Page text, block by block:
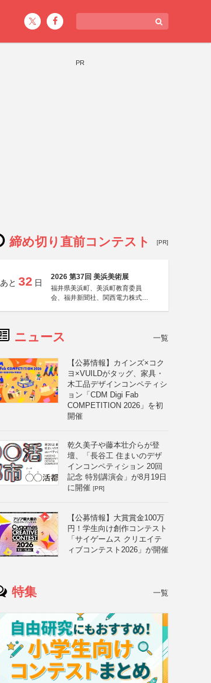
PR
締め切り直前コンテスト [PR]
あと 32 日
2026 第37回 美浜美術展
福井県美浜町、美浜町教育委員
会、福井新聞社、関西電力株式会
ニュース 一覧
【公募情報】カインズ×コク
ヨ×VUILDがタッグ、家具・
木工品デザインコンペティシ
ョン「CDM Digi Fab
COMPETITION 2026」を初
開催
乾久美子や藤本壮介らが登
壇、「長谷工 住まいのデザ
インコンペティション 20回
記念 特別講演会」が8月19日
に開催 [PR]
【公募情報】大賞賞金100万
円！学生向け創作コンテスト
「サイゲームス クリエイテ
ィブコンテスト2026」が開催
特集 一覧